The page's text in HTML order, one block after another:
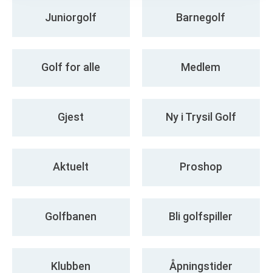
Juniorgolf Barnegolf
Golf for alle Medlem
Gjest Ny i Trysil Golf
Aktuelt Proshop
Golfbanen Bli golfspiller
Klubben Åpningstider